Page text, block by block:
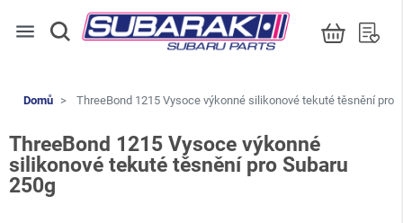
menu
Domů ThreeBond 1215 Vysoce výkonné silikonové tekuté těsnění pro
ThreeBond 1215 Vysoce výkonné
silikonové tekuté těsnění pro Subaru
250g